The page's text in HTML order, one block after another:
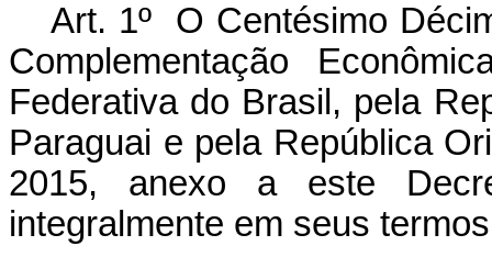
Art. 1º O Centésimo
Complementação
Federativa do Brasil, pela
Paraguai e pela República
2015, anexo a este
integralmente em seus